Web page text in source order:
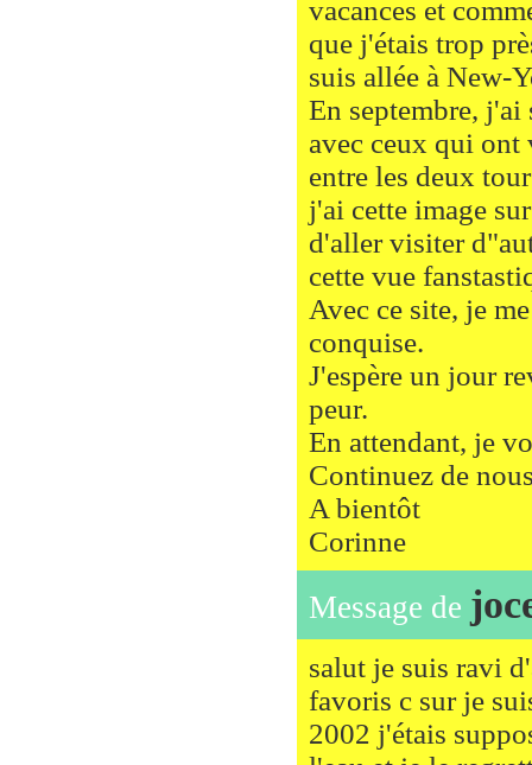
vacances et
que j'étais trop
suis allée à New-
En septembre,
avec ceux qui ont
entre les deux
j'ai cette image
d'aller visiter
cette vue
Avec ce site, je
conquise.
J'espère un jour
peur.
En attendant, je
Continuez de
A bientôt
Corinne
Message de
salut je suis ravi
favoris c sur je
2002 j'étais